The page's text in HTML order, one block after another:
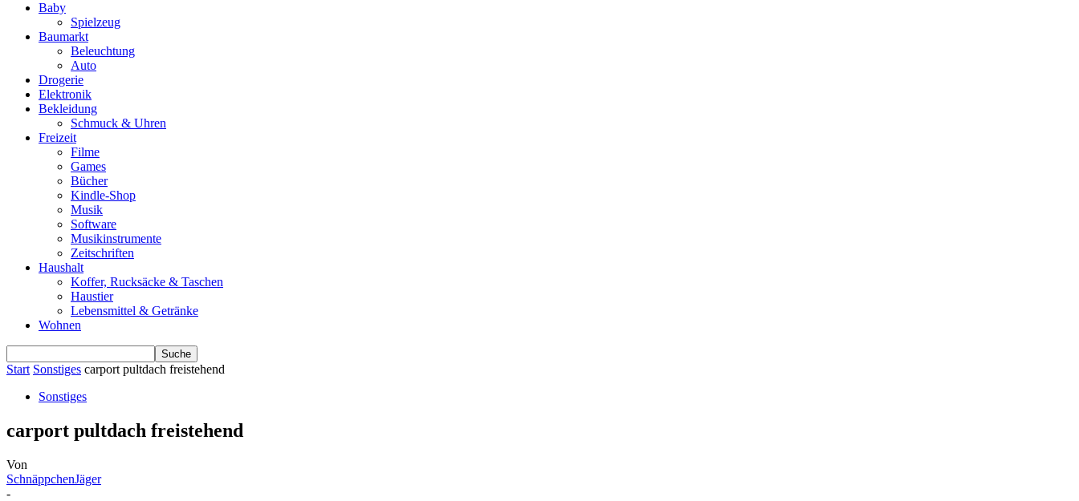
Baby
Spielzeug
Baumarkt
Beleuchtung
Auto
Drogerie
Elektronik
Bekleidung
Schmuck & Uhren
Freizeit
Filme
Games
Bücher
Kindle-Shop
Musik
Software
Musikinstrumente
Zeitschriften
Haushalt
Koffer, Rucksäcke & Taschen
Haustier
Lebensmittel & Getränke
Wohnen
Start Sonstiges carport pultdach freistehend
Sonstiges
carport pultdach freistehend
Von
SchnäppchenJäger
-